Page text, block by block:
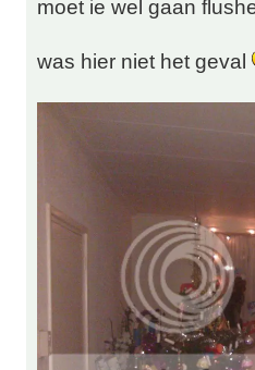
moet ie wel gaan
was hier niet het geval